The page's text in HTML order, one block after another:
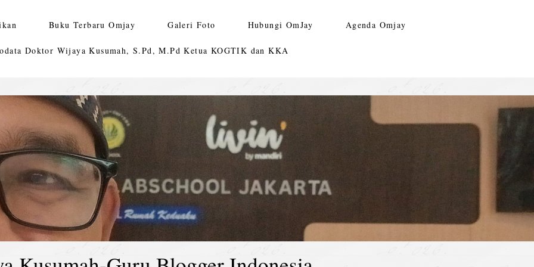
Buku Terbaru Omjay Galeri Foto Hubungi OmJay Agenda Omjay
Doktor Wijaya Kusumah, S.Pd, M.Pd Ketua KOGTIK dan KKA